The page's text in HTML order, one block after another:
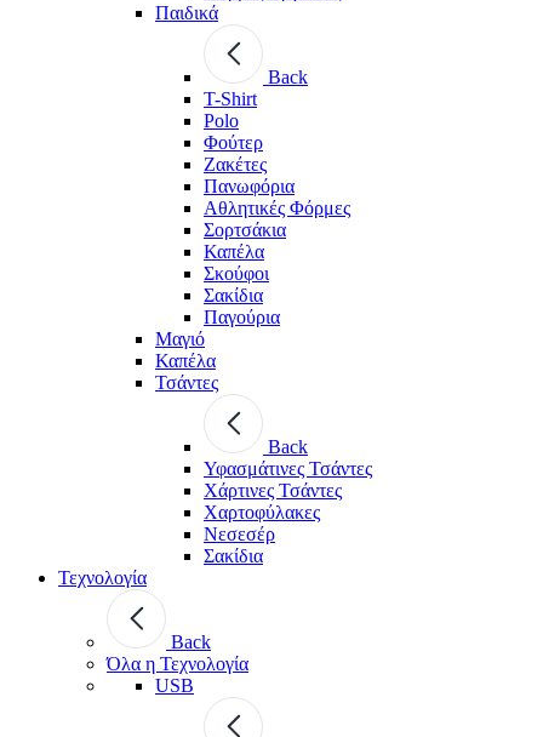
Παιδικά
Back
T-Shirt
Polo
Φούτερ
Ζακέτες
Πανωφόρια
Αθλητικές Φόρμες
Σορτσάκια
Καπέλα
Σκούφοι
Σακίδια
Παγούρια
Μαγιό
Καπέλα
Τσάντες
Back
Υφασμάτινες Τσάντες
Χάρτινες Τσάντες
Χαρτοφύλακες
Νεσεσέρ
Σακίδια
Τεχνολογία
Back
Όλα η Τεχνολογία
USB